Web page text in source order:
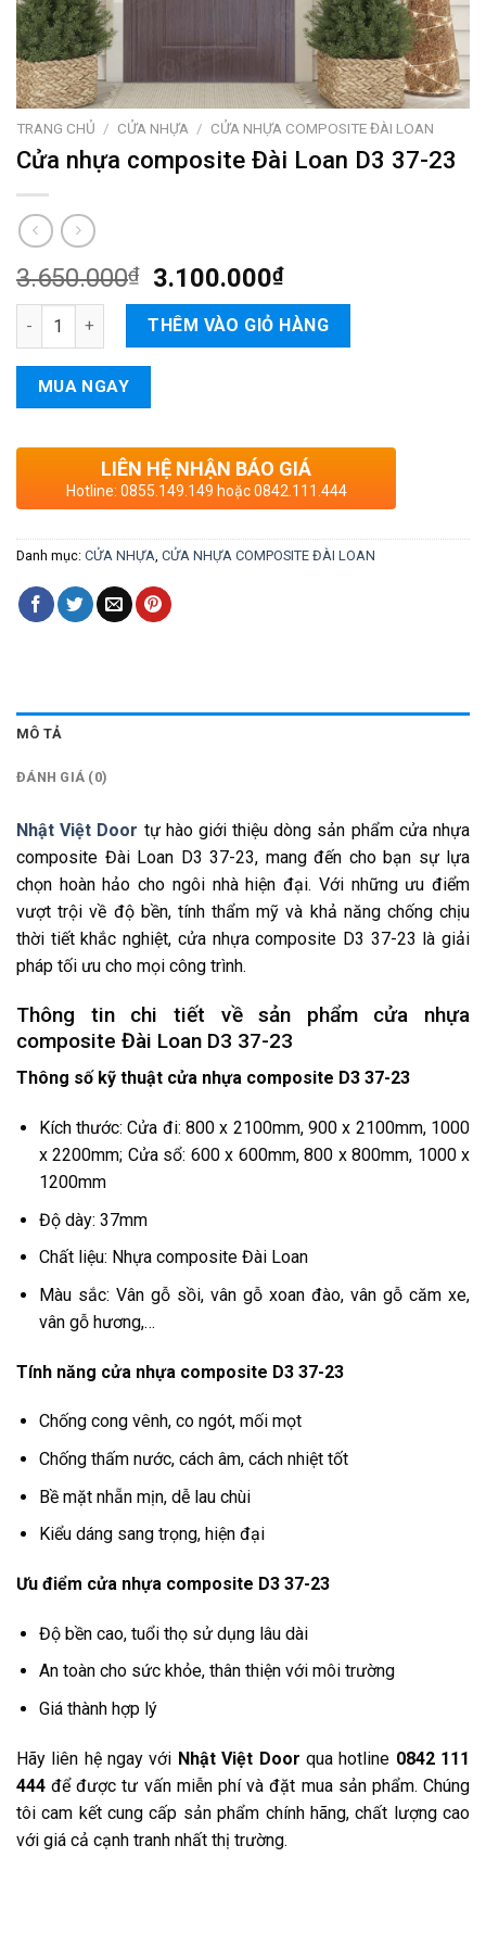
TRANG CHỦ / CỬA NHỰA / CỬA NHỰA COMPOSITE ĐÀI LOAN
Cửa nhựa composite Đài Loan D3 37-23
3.650.000₫ 3.100.000₫
Cửa nhựa composite Đài Loan D3 37-23 số lượng
THÊM VÀO GIỎ HÀNG
MUA NGAY
LIÊN HỆ NHẬN BÁO GIÁ
Hotline: 0855.149.149 hoặc 0842.111.444
Danh mục: CỬA NHỰA CỬA NHỰA COMPOSITE ĐÀI LOAN
MÔ TẢ
ĐÁNH GIÁ (0)
Nhật Việt Door tự hào giới thiệu dòng sản phẩm cửa nhựa
composite Đài Loan D3 37-23, mang đến cho bạn sự lựa
chọn hoàn hảo cho ngôi nhà hiện đại. Với những ưu điểm
vượt trội về độ bền, tính thẩm mỹ và khả năng chống chịu
thời tiết khắc nghiệt, cửa nhựa composite D3 37-23 là giải
pháp tối ưu cho mọi công trình.
Thông tin chi tiết về sản phẩm cửa nhựa
composite Đài Loan D3 37-23
Thông số kỹ thuật cửa nhựa composite D3 37-23
Kích thước: Cửa đi: 800 x 2100mm, 900 x 2100mm, 1000
x 2200mm; Cửa sổ: 600 x 600mm, 800 x 800mm, 1000 x
1200mm
Độ dày: 37mm
Chất liệu: Nhựa composite Đài Loan
Màu sắc: Vân gỗ sồi, vân gỗ xoan đào, vân gỗ căm xe,
vân gỗ hương,…
Tính năng cửa nhựa composite D3 37-23
Chống cong vênh, co ngót, mối mọt
Chống thấm nước, cách âm, cách nhiệt tốt
Bề mặt nhẵn mịn, dễ lau chùi
Kiểu dáng sang trọng, hiện đại
Ưu điểm cửa nhựa composite D3 37-23
Độ bền cao, tuổi thọ sử dụng lâu dài
An toàn cho sức khỏe, thân thiện với môi trường
Giá thành hợp lý
Hãy liên hệ ngay với Nhật Việt Door qua hotline 0842 111
444 để được tư vấn miễn phí và đặt mua sản phẩm. Chúng
tôi cam kết cung cấp sản phẩm chính hãng, chất lượng cao
với giá cả cạnh tranh nhất thị trường.